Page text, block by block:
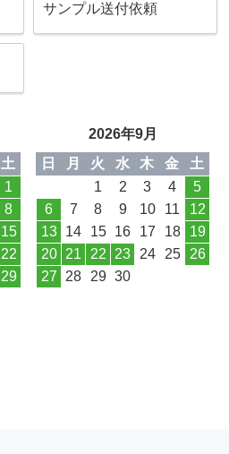
サンプル送付依頼
土
1
8
15
22
29
2026年9月
日
月 火 水 木 金
土
1
2 3 4
5
6
7 8 9 10 11
12
13
14 15 16 17 18
19
20 21 22 23 24 25
26
27 28 29 30